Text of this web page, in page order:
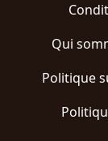
Qui
Politique